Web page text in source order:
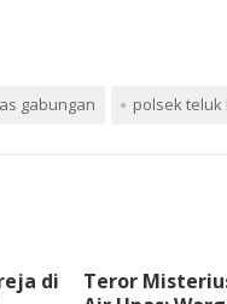
gabungan polsek teluk
di
Teror